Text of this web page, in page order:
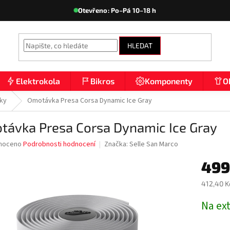
Otevřeno: Po–Pá 10–18 h
HLEDAT
Elektrokola Bikros Komponenty
Omotávka Presa Corsa Dynamic Ice Gray
Presa Corsa Dynamic Ice Gray
Podrobnosti hodnocení Značka: Selle San Marco
412,40
cena:
Na